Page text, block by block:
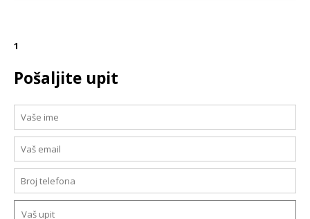
1
Pošaljite upit